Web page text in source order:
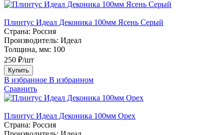
Плинтус Идеал Деконика 100мм Ясень Серый
Страна: Россия
Производитель: Идеал
Толщина, мм: 100
250 ₽/шт
Купить
В избранное В избранном
Сравнить
Плинтус Идеал Деконика 100мм Орех
Страна: Россия